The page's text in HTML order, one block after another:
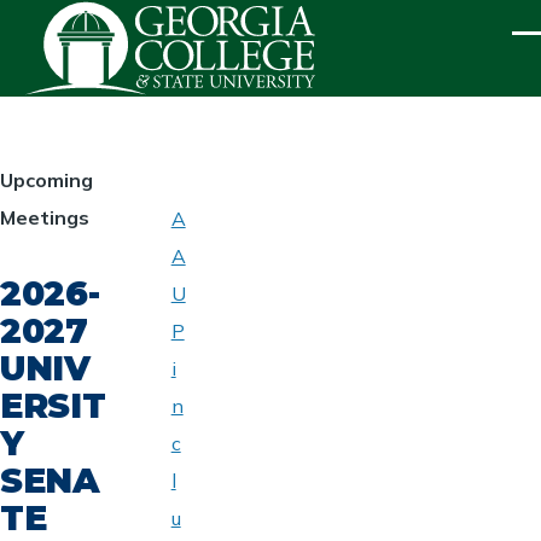
Skip to main content
HOMEPAGE
Upcoming
Meetings
2026-
2027
UNIV
ERSIT
Y
SENA
TE
UNIVERSITY
SENATE
A
A
U
P
i
n
c
l
u